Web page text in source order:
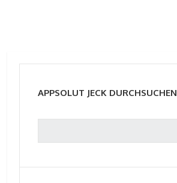
APPSOLUT JECK DURCHSUCHEN